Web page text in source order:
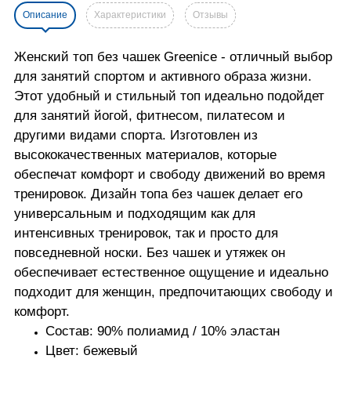
Описание Характеристики Отзывы
Женский топ без чашек Greenice - отличный выбор
для занятий спортом и активного образа жизни.
Этот удобный и стильный топ идеально подойдет
для занятий йогой, фитнесом, пилатесом и
другими видами спорта. Изготовлен из
высококачественных материалов, которые
обеспечат комфорт и свободу движений во время
тренировок. Дизайн топа без чашек делает его
универсальным и подходящим как для
интенсивных тренировок, так и просто для
повседневной носки. Без чашек и утяжек он
обеспечивает естественное ощущение и идеально
подходит для женщин, предпочитающих свободу и
комфорт.
Состав: 90% полиамид / 10% эластан
Цвет: бежевый